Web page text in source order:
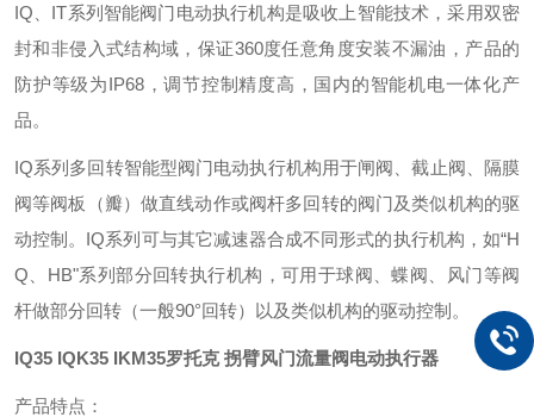
IQ、IT系列智能阀门电动执行机构是吸收上智能技术，采用双密
封和非侵入式结构域，保证360度任意角度安装不漏油，产品的
防护等级为IP68，调节控制精度高，国内的智能机电一体化产
品。
IQ系列多回转智能型阀门电动执行机构用于闸阀、截止阀、隔膜
阀等阀板（瓣）做直线动作或阀杆多回转的阀门及类似机构的驱
动控制。IQ系列可与其它减速器合成不同形式的执行机构，如“H
Q、HB"系列部分回转执行机构，可用于球阀、蝶阀、风门等阀
杆做部分回转（一般90°回转）以及类似机构的驱动控制。
IQ35 IQK35 IKM35罗托克 拐臂风门流量阀电动执行器
产品特点：